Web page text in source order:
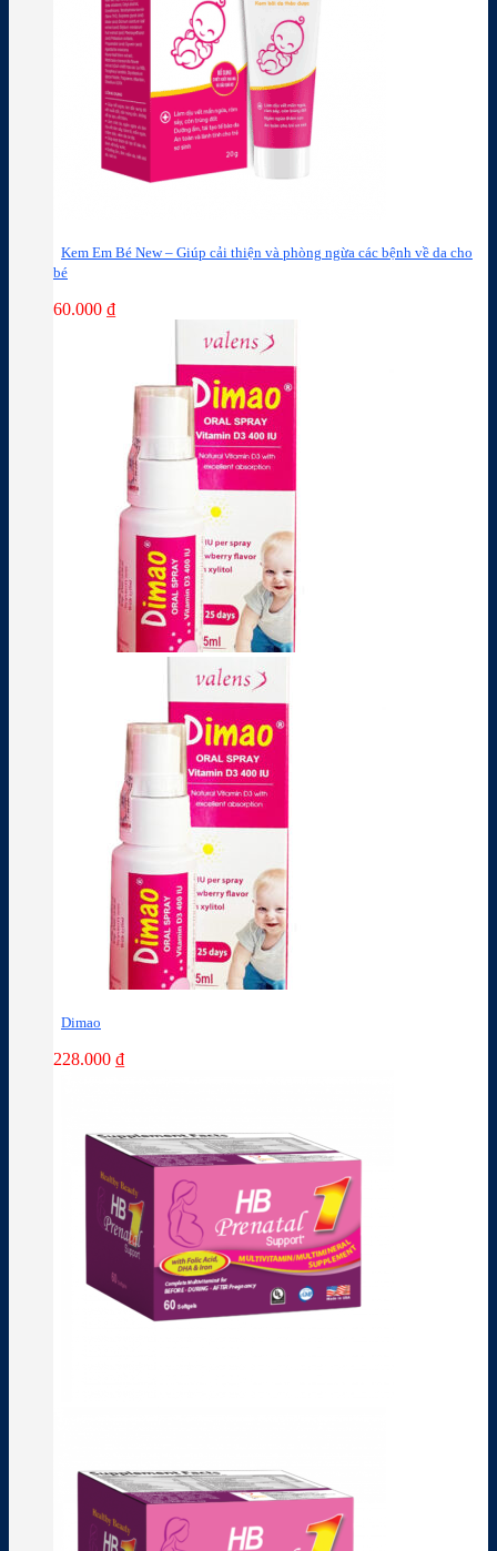
Kem Em Bé New – Giúp cải thiện và phòng ngừa các bệnh về da cho
bé
60.000 ₫
Dimao
228.000 ₫